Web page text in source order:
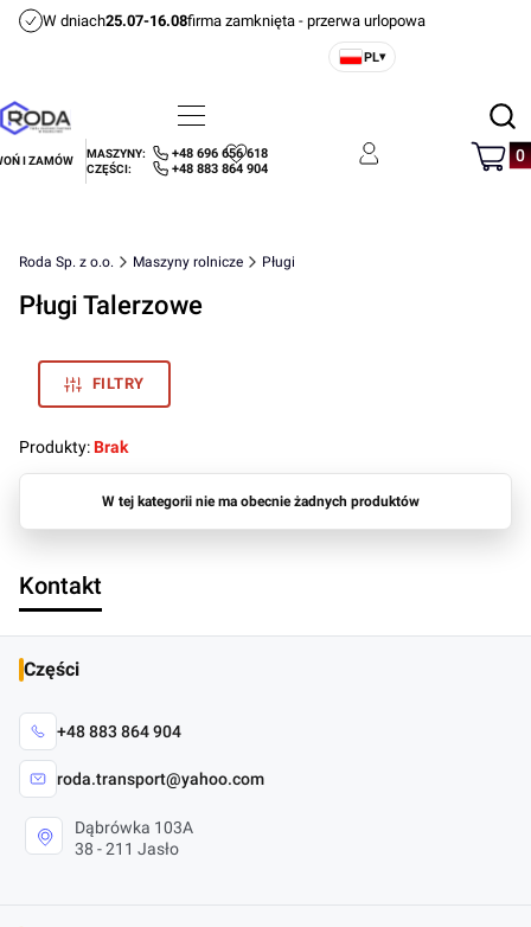
W dniach25.07-16.08firma zamknięta - przerwa urlopowa
PL▾
Menu Szukaj
I ZAMÓW
MASZYNY: +48 696 656 618
CZĘŚCI: +48 883 864 904
Ulubione Zaloguj się Koszyk
Roda Sp. z o.o. Maszyny rolnicze Pługi
Pługi Talerzowe
FILTRY
Produkty:Brak
W tej kategorii nie ma obecnie żadnych produktów
Kontakt
Części
+48 883 864 904
roda.transport@yahoo.com
Dąbrówka 103A
38 - 211 Jasło